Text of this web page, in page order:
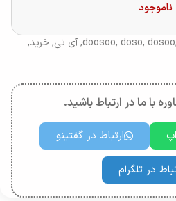
ناموجود
doosoo, doso, dosoo,
,آی تی,خرید,
با ما در ارتباط باشید.
ارتباط در گفتینو
در تلگرام